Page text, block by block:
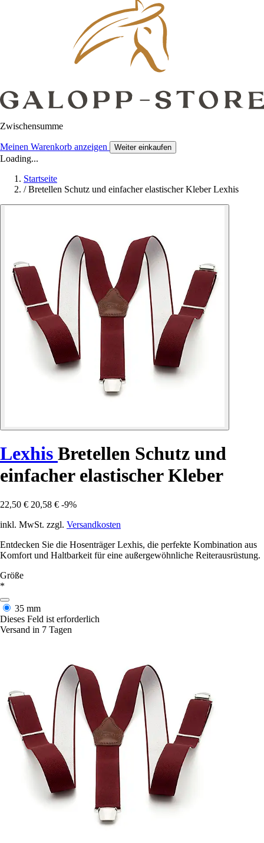
Zwischensumme
Meinen Warenkorb anzeigen Weiter einkaufen
Loading...
Startseite
/ Bretellen Schutz und einfacher elastischer Kleber Lexhis
Lexhis Bretellen Schutz und
einfacher elastischer Kleber
22,50 € 20,58 € -9%
inkl. MwSt. zzgl. Versandkosten
Entdecken Sie die Hosenträger Lexhis, die perfekte Kombination aus
Komfort und Haltbarkeit für eine außergewöhnliche Reiterausrüstung.
Größe
*
35 mm
Dieses Feld ist erforderlich
Versand in 7 Tagen